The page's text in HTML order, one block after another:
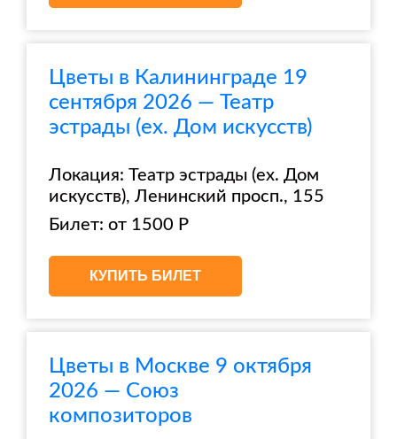
Цветы в Калининграде 19
сентября 2026 — Театр
эстрады (ex. Дом искусств)
Локация: Театр эстрады (ex. Дом
искусств), Ленинский просп., 155
Билет: от 1500 Р
КУПИТЬ БИЛЕТ
Цветы в Москве 9 октября
2026 — Союз
композиторов